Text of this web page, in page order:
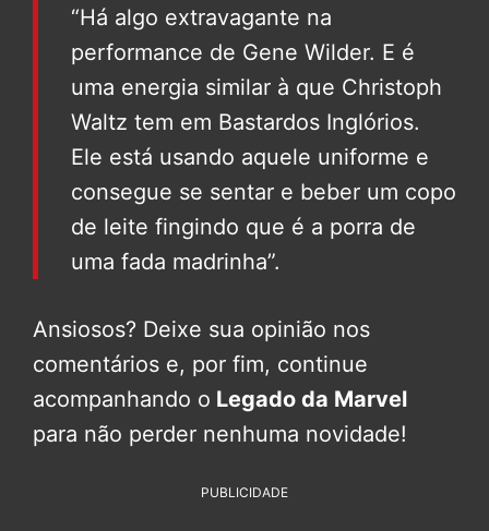
“Há algo extravagante na
performance de Gene Wilder. E é
uma energia similar à que Christoph
Waltz tem em Bastardos Inglórios.
Ele está usando aquele uniforme e
consegue se sentar e beber um copo
de leite fingindo que é a porra de
uma fada madrinha”.
Ansiosos? Deixe sua opinião nos
comentários e, por fim, continue
acompanhando o Legado da Marvel
para não perder nenhuma novidade!
PUBLICIDADE